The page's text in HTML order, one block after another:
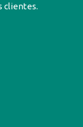
clientes.